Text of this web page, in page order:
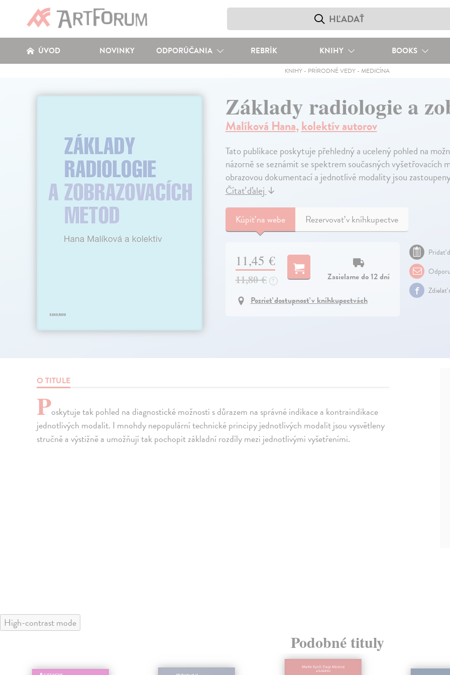
ÚVOD NOVINKY ODPORÚČANIA REBRÍK KNIHY BOOKS
KNIHY - PRÍRODNÉ VEDY -MEDICÍNA
Základy radiologie a
Malíková Hana,kolektív autorov
Tato publikace poskytuje přehledný a ucelený pohled na
názorně se seznámit se spektrem současných
obrazovou dokumentací a jednotlivé modality jsou
Čítať ďalej↓
Kúpiťna webe Rezervovať v kníhkupectve
11,45 €
11,80 € ?
Zasielame do 12 dní
Pozrieť dostupnosť v kníhkupectvách
Pridať
Zdielať
O TITULE
Poskytuje tak pohled na diagnostické možnosti s důrazem na správné indikace a kontraindikace
jednotlivých modalit. I mnohdy nepopulární technické principy jednotlivých modalit jsou vysvětleny
stručně a výstižně a umožňují tak pochopit základní rozdíly mezi jednotlivými vyšetřeními.
High-contrast mode
Podobné tituly